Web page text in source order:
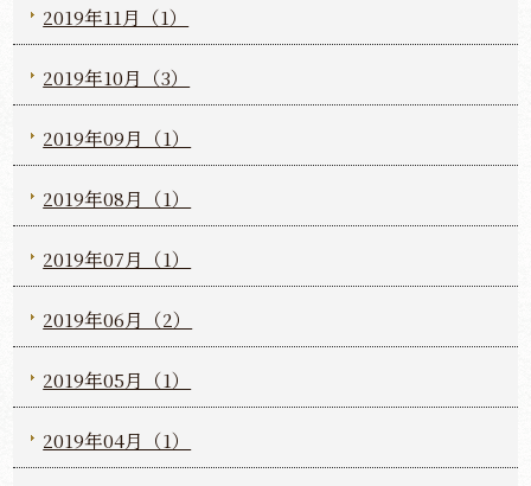
2019年11月（1）
2019年10月（3）
2019年09月（1）
2019年08月（1）
2019年07月（1）
2019年06月（2）
2019年05月（1）
2019年04月（1）